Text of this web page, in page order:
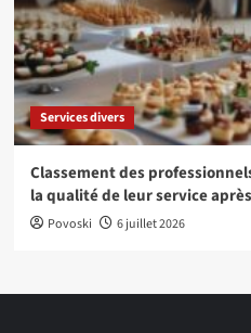
Services divers
Classement des
la qualité de leur service
Povoski 6 juillet 2026